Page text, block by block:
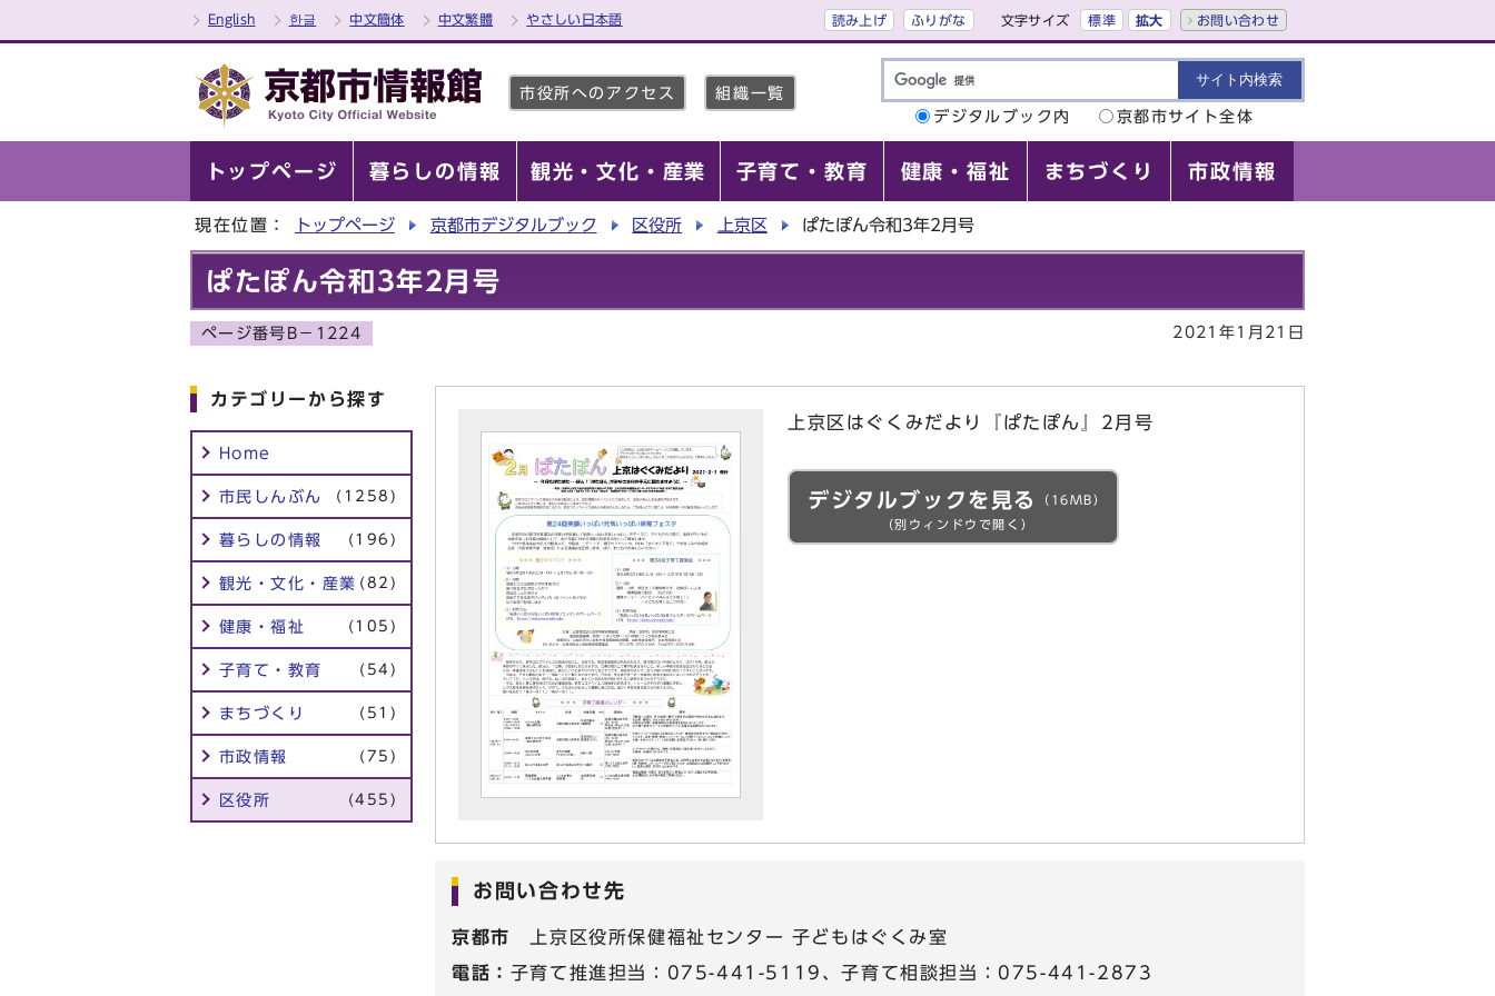
English 한글 中文簡体 中文繁體 やさしい日本語 読み上げ ふりがな 文字サイズ 標準 拡大 お問い合わせ
市役所へのアクセス
組織一覧
デジタルブック内
京都市サイト全体
トップページ 暮らしの情報 観光・文化・産業 子育て・教育 健康・福祉 まちづくり 市政情報
現在位置： トップページ 京都市デジタルブック 区役所 上京区 ぱたぽん令和3年2月号
ぱたぽん令和3年2月号
ページ番号B－1224 2021年1月21日
カテゴリーから探す
Home
市民しんぶん (1258)
暮らしの情報 (196)
観光・文化・産業 (82)
健康・福祉 (105)
子育て・教育 (54)
まちづくり (51)
市政情報 (75)
区役所 (455)
上京区はぐくみだより『ぱたぽん』2月号
デジタルブックを見る
（16MB）
（別ウィンドウで開く）
お問い合わせ先
京都市
上京区役所保健福祉センター 子どもはぐくみ室
電話： 子育て推進担当：075-441-5119、子育て相談担当：075-441-2873